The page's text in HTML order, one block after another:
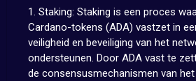
1. Staking: Staking is een proces
Cardano-tokens (ADA) vastzet in
veiligheid en beveiliging van het
ondersteunen. Door ADA vast te
de consensusmechanismen van